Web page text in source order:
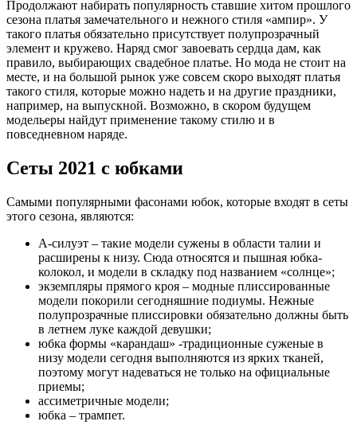
Продолжают набирать популярность ставшие хитом прошлого
сезона платья замечательного и нежного стиля «ампир». У
такого платья обязательно присутствует полупрозрачный
элемент и кружево. Наряд смог завоевать сердца дам, как
правило, выбирающих свадебное платье. Но мода не стоит на
месте, и на большой рынок уже совсем скоро выходят платья
такого стиля, которые можно надеть и на другие праздники,
например, на выпускной. Возможно, в скором будущем
модельеры найдут применение такому стилю и в
повседневном наряде.
Сеты 2021 с юбками
Самыми популярными фасонами юбок, которые входят в сеты
этого сезона, являются:
А-силуэт – такие модели сужены в области талии и
расширены к низу. Сюда относятся и пышная юбка-
колокол, и модели в складку под названием «солнце»;
экземпляры прямого кроя – модные плиссированные
модели покорили сегодняшние подиумы. Нежные
полупрозрачные плиссировки обязательно должны быть
в летнем луке каждой девушки;
юбка формы «карандаш» -традиционные суженые в
низу модели сегодня выполняются из ярких тканей,
поэтому могут надеваться не только на официальные
приемы;
ассиметричные модели;
юбка – трампет.